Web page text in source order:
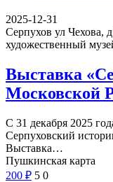
2025-12-31
Серпухов ул Чехова,
художественный
Выставка
Московской
С 31 декабря 2025
Серпуховский
Выставка…
Пушкинская карта
200 ₽ 5 0